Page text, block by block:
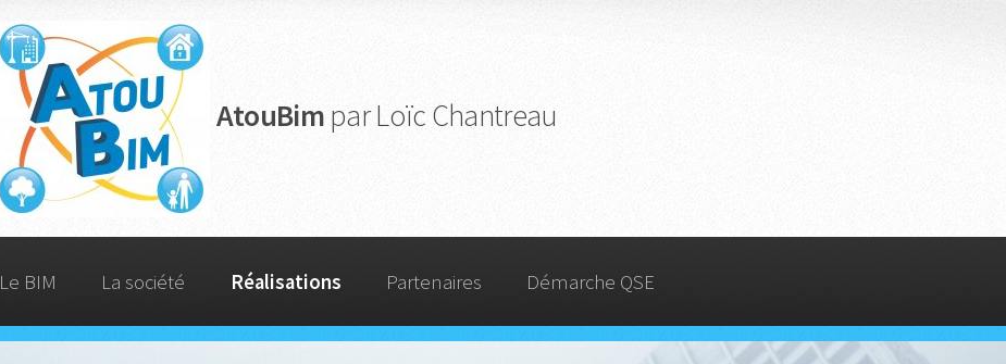
AtouBimpar Loïc Chantreau
Le BIM La société Réalisations Partenaires Démarche QSE